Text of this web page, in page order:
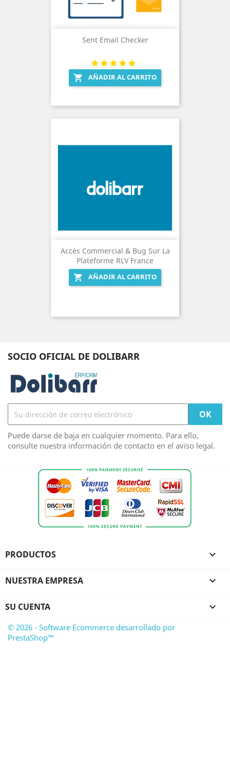
Sent Email Checker
 AÑADIR AL CARRITO
Accès Commercial & Bug Sur La
Plateforme RLV France

AÑADIR AL CARRITO
SOCIO OFICIAL DE DOLIBARR
Puede darse de baja en cualquier momento. Para ello,
consulte nuestra información de contacto en el aviso legal.
PRODUCTOS 
NUESTRA EMPRESA 
SU CUENTA 
© 2026 - Software Ecommerce desarrollado por
PrestaShop™